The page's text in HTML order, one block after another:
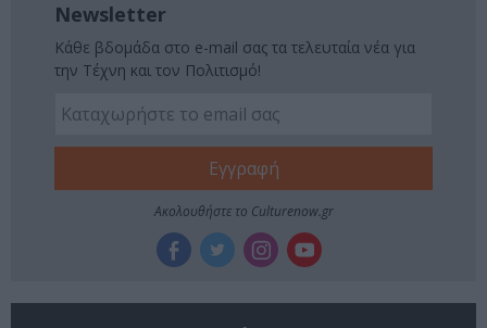
Newsletter
Κάθε βδομάδα στο e-mail σας τα τελευταία νέα για
την Τέχνη και τον Πολιτισμό!
Ακολουθήστε το Culturenow.gr